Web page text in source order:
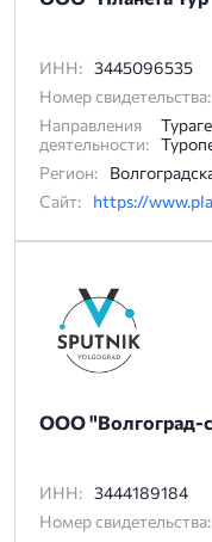
ИНН: 3445096535
Номер свидетельства:
Направления
деятельности:
Регион:
Сайт:
https://
ООО "Волгоград-
ИНН: 3444189184
Номер свидетельства: